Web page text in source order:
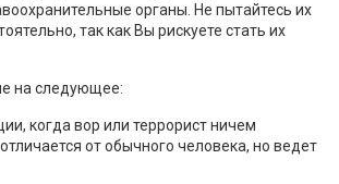
органы. Не пытайтесь их
так как Вы рискуете стать их
на следующее:
когда вор или террорист ничем
от обычного человека, но ведет